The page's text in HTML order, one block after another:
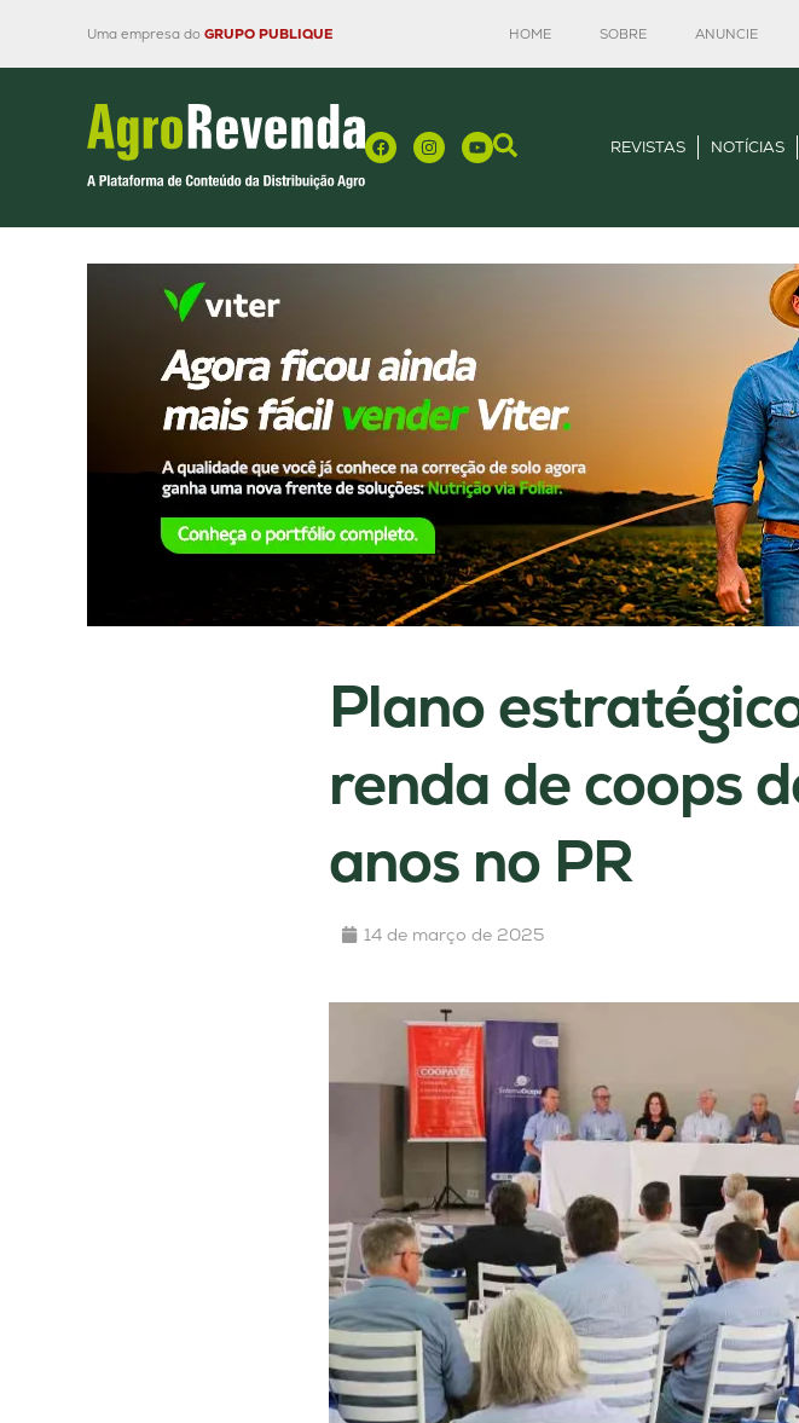
Uma empresa do GRUPO PUBLIQUE HOME SOBRE ANUNCIE
REVISTAS NOTÍCIAS
Plano
renda de coops
anos no PR
14 de março de 2025